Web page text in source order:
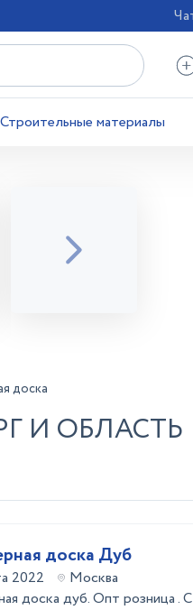
Строительные материалы
доска
И ОБЛАСТЬ
доска Дуб
2022
Москва
доска дуб. Опт розница .